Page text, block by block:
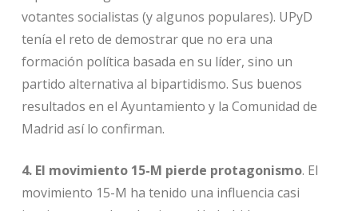
votantes socialistas (y algunos populares). UPyD
tenía el reto de demostrar que no era una
formación política basada en su líder, sino un
partido alternativa al bipartidismo. Sus buenos
resultados en el Ayuntamiento y la Comunidad de
Madrid así lo confirman.
4. El movimiento 15-M pierde protagonismo. El
movimiento 15-M ha tenido una influencia casi